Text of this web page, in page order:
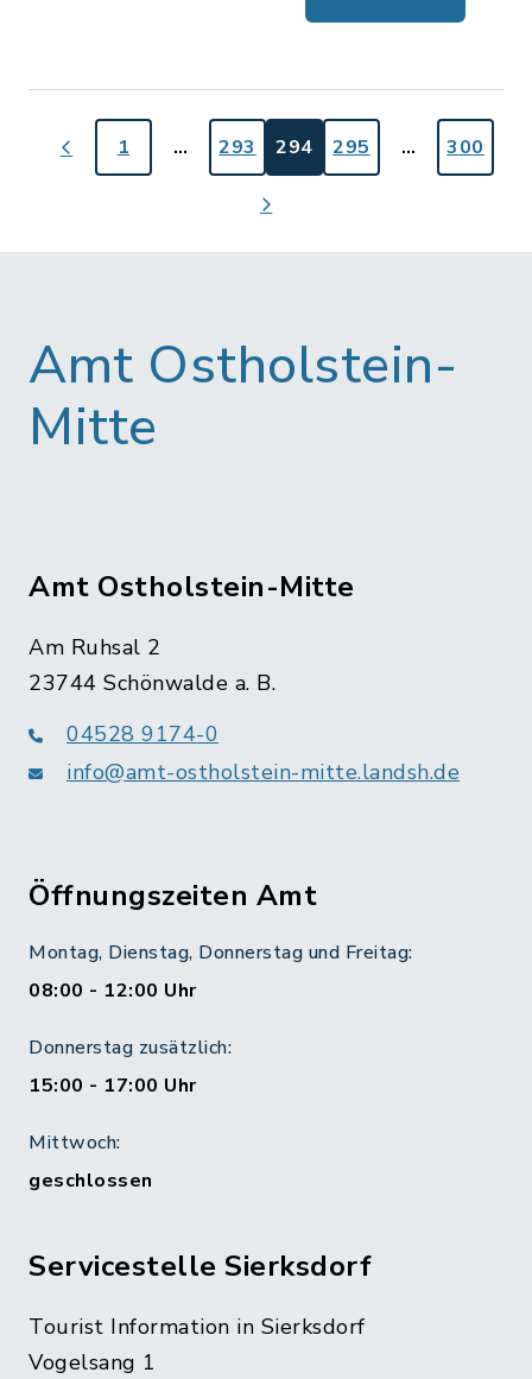
1 … 293 294 295 … 300
Amt Ostholstein-
Mitte
Amt Ostholstein-Mitte
Am Ruhsal 2
23744 Schönwalde a. B.
04528 9174-0
info@amt-ostholstein-mitte.landsh.de
Öffnungszeiten Amt
Montag, Dienstag, Donnerstag und Freitag:
08:00 - 12:00 Uhr
Donnerstag zusätzlich:
15:00 - 17:00 Uhr
Mittwoch:
geschlossen
Servicestelle Sierksdorf
Tourist Information in Sierksdorf
Vogelsang 1